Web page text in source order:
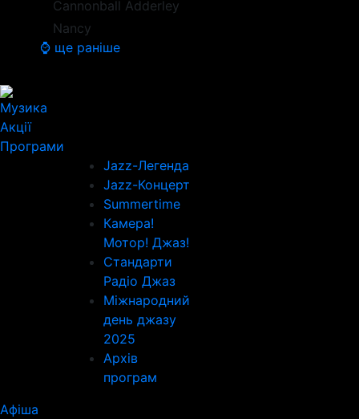
Cannonball Adderley
Nancy
⌚ ще раніше
Музика
Акції
Програми
Jazz-Легенда
Jazz-Концерт
Summertime
Камера!
Мотор! Джаз!
Стандарти
Радіо Джаз
Міжнародний
день джазу
2025
Архів
програм
Афіша